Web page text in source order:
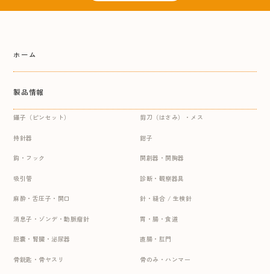
ホーム
製品情報
鑷子（ピンセット） 剪刀（はさみ）・メス
持針器 鉗子
鈎・フック 開創器・開胸器
吸引管 診断・観察器具
麻酔・舌圧子・開口 針・縫合 / 生検針
消息子・ゾンデ・動脈瘤針 胃・腸・食道
胆嚢・腎臓・泌尿器 直腸・肛門
骨鋭匙・骨ヤスリ 骨のみ・ハンマー